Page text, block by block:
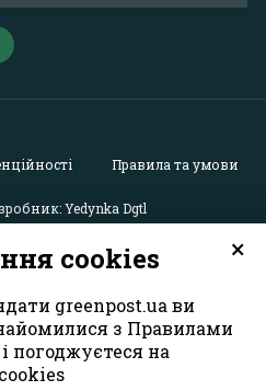
Правила та умови
Yedynka Dgtl
користувачами
на
у першому абзаці
на сайтgreenpost.ua
матеріалу.
×
cookies
greenpost.ua ви
з Правилами
погоджуєтеся на